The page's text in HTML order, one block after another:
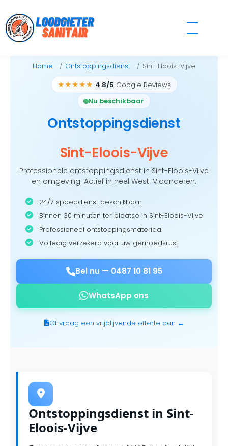
to
content
Home Ontstoppingsdienst Sint-Eloois-Vijve
★★★★★ 4.8/5 Google Reviews
Nu beschikbaar
Ontstoppingsdienst
Sint-Eloois-Vijve
Professionele ontstoppingsdienst in Sint-Eloois-Vijve
en omgeving. Actief in heel West-Vlaanderen.
24/7 spoeddienst beschikbaar
Binnen 30 minuten ter plaatse in Sint-Eloois-Vijve
Professioneel ontstoppingsmateriaal
Volledig verzekerd voor uw gemoedsrust
Bel nu — 0487 10 81 95
WhatsApp ons
Of vraag een vrijblijvende offerte aan →
Ontstoppingsdienst in Sint-
Eloois-Vijve